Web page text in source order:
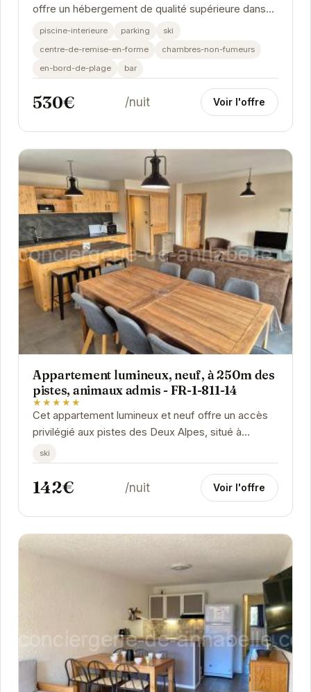
offre un hébergement de qualité supérieure dans
un cadre idyllique. Avec ses équipements
piscine-interieure parking
ski
centre-de-remise-en-forme
chambres-non-fumeurs
en-bord-de-plage
bar
530€ /nuit Voir l'offre
Appartement lumineux, neuf, à 250m des
pistes, animaux admis - FR-1-811-14
★★★★★
Cet appartement lumineux et neuf offre un accès
privilégié aux pistes des Deux Alpes, situé à
seulement 250 mètres. Idéal pour les familles ou...
ski
142€ /nuit Voir l'offre